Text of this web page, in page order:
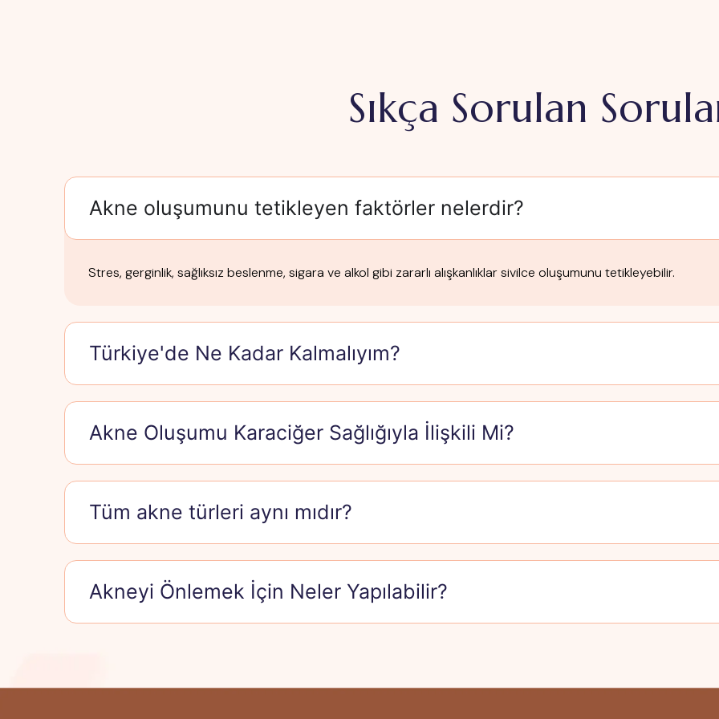
Sıkça Sorulan
Akne oluşumunu tetikleyen faktörler nelerdir?
Stres, gerginlik, sağlıksız beslenme, sigara ve alkol gibi zararlı alışkanlıklar sivilce oluşumunu tetikleyebilir.
Türkiye'de Ne Kadar Kalmalıyım?
Akne Oluşumu Karaciğer Sağlığıyla İlişkili Mi?
Tüm akne türleri aynı mıdır?
Akneyi Önlemek İçin Neler Yapılabilir?